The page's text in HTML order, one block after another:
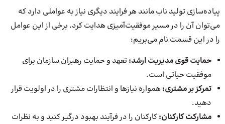
پیاده‌سازی تولید ناب مانند هر فرایند دیگری نیاز به عواملی دارد که
می‌توان آن را در مسیر موفقیت‌آمیزی هدایت کرد. برخی از این عوامل
را در این قسمت نام می‌بریم:
حمایت قوی مدیریت ارشد: تعهد و حمایت رهبران سازمان برای
موفقیت حیاتی است.
تمرکز بر مشتری:همواره نیازها و انتظارات مشتری را در اولویت قرار
دهید.
مشارکت کارکنان:کارکنان را در فرآیند بهبود درگیر کنید و به نظرات